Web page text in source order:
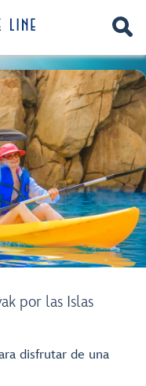
por las Islas
disfrutar de una